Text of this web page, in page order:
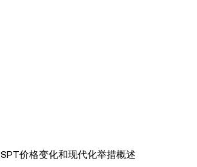
SPT价格变化和现代化举措概述